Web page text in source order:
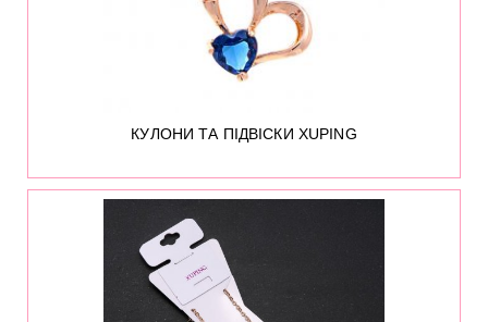
КУЛОНИ ТА ПІДВІСКИ XUPING